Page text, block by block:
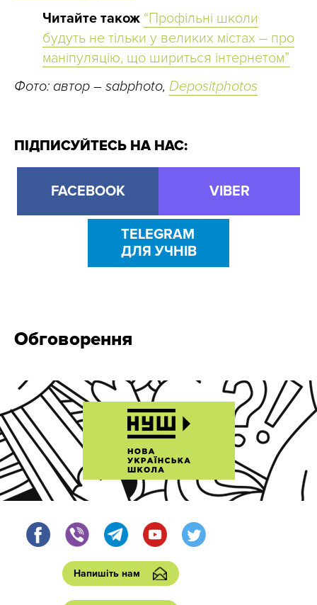
Читайте також “Профільні школи
будуть не тільки у великих містах – про
маніпуляцію, що шириться інтернетом”
Фото: автор – sabphoto, Depositphotos
ПІДПИСУЙТЕСЬ НА НАС:
FACEBOOK VIBER
TELEGRAM
ДЛЯ УЧНІВ
Обговорення
Напишіть нам